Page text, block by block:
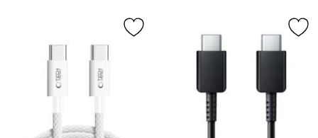
Markera tech-Protect 2m 60W/3A